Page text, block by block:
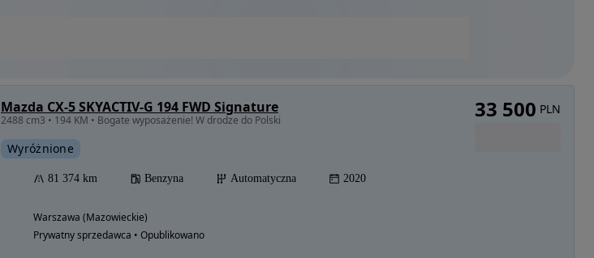
Mazda CX-5 SKYACTIV-G 194 FWD Signature
2488 cm3 • 194 KM • Bogate wyposażenie! W drodze do Polski
Wyróżnione
81 374 km Benzyna Automatyczna 2020
Warszawa (Mazowieckie)
Prywatny sprzedawca • Opublikowano
33 500 PLN